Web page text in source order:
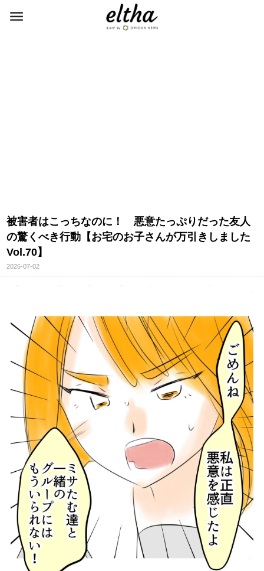
被害者はこっちなのに！ 悪意たっぷりだった友人
の驚くべき行動【お宅のお子さんが万引きしました
Vol.70】
2026-07-02